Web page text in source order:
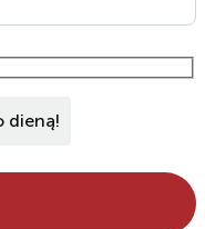
dieną!